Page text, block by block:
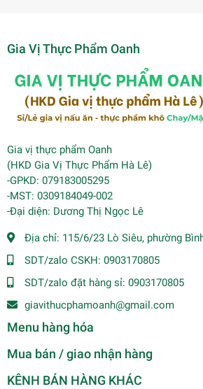
Gia Vị Thực Phẩm Oanh
Gia vị thực phẩm Oanh
(HKD Gia Vị Thực Phẩm Hà Lê)
-GPKD: 079183005295
-MST: 0309184049-002
-Đại diện: Dương Thị Ngọc Lê
Địa chỉ: 115/6/23 Lò Siêu, phường
SDT/zalo CSKH: 0903170805
SDT/zalo đặt hàng sỉ: 0903170805
giavithucphamoanh@gmail.com
Menu hàng hóa
Mua bán / giao nhận hàng
KÊNH BÁN HÀNG KHÁC